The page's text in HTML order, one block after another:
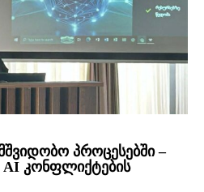
პროცესებში –
კონფლიქტების